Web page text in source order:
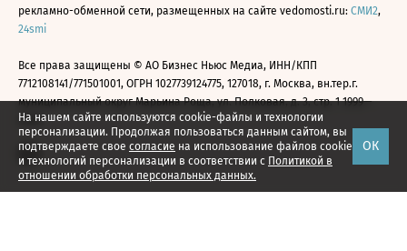
На нашем сайте используются cookie-файлы и технологии
персонализации. Продолжая пользоваться данным сайтом, вы
подтверждаете свое согласие на использование файлов cookie
и технологий персонализации в соответствии с Политикой в
отношении обработки персональных данных.
ОК
рекламно-обменной сети, размещенных на сайте vedomosti.ru: СМИ2,
24smi
Все права защищены © АО Бизнес Ньюс Медиа, ИНН/КПП
7712108141/771501001, ОГРН 1027739124775, 127018, г. Москва, вн.тер.г.
муниципальный округ Марьина Роща, ул. Полковая, д. 3, стр. 1 1999—
2026